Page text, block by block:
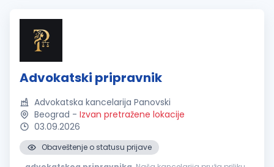
Advokatski pripravnik
Advokatska kancelarija Panovski
Beograd - Izvan pretražene lokacije
03.09.2026
Obaveštenje o statusu prijave